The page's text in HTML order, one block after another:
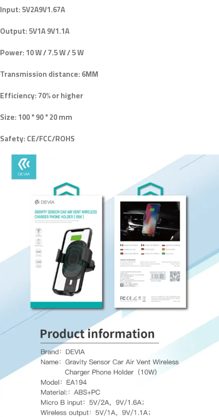
Input: 5V2A9V1.67A
Output: 5V1A 9V1.1A
Power: 10 W / 7.5 W / 5 W
Transmission distance: 6MM
Efficiency: 70% or higher
Size: 100 * 90 * 20 mm
Safety: CE/FCC/ROHS